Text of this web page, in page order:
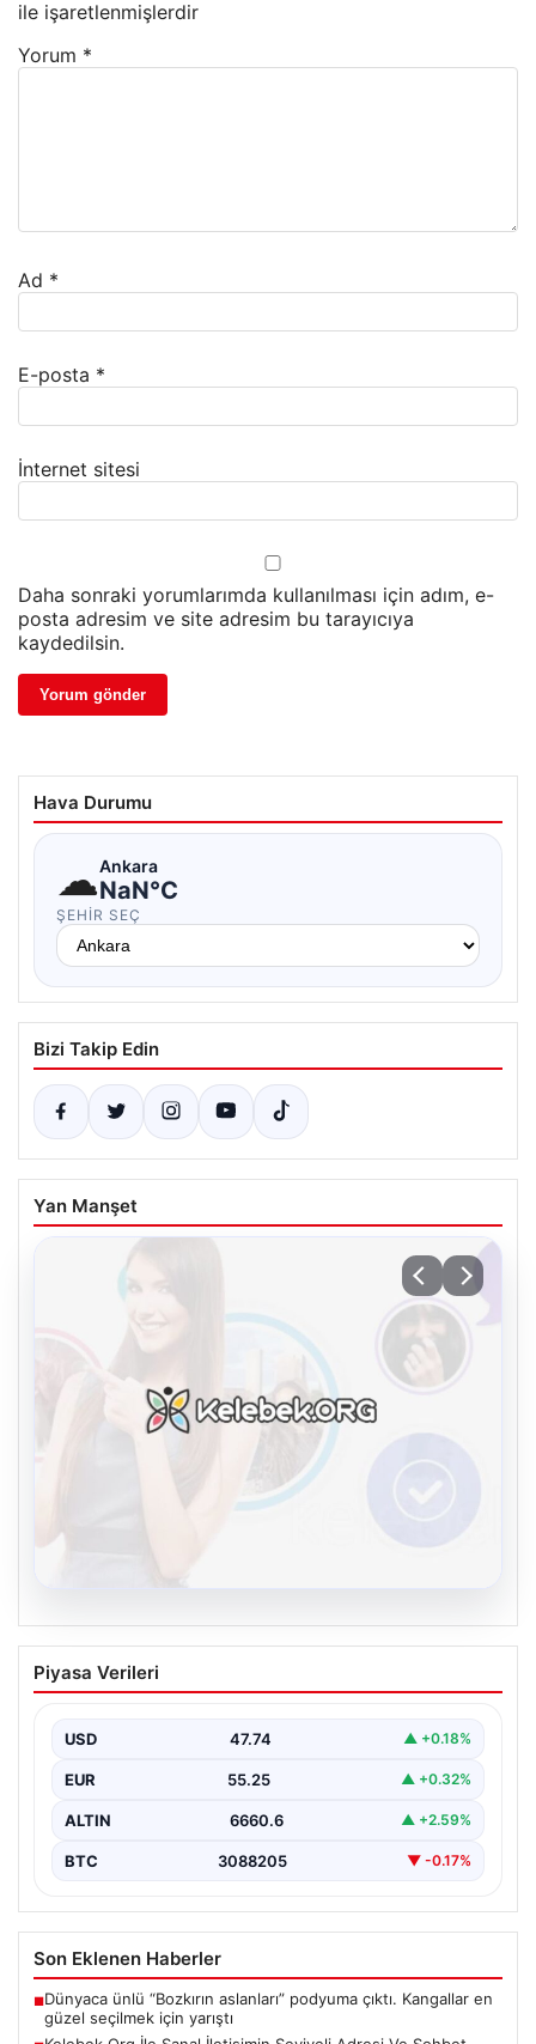
ile işaretlenmişlerdir
Yorum *
Ad *
E-posta *
İnternet sitesi
Daha sonraki yorumlarımda kullanılması için adım, e-
posta adresim ve site adresim bu tarayıcıya
kaydedilsin.
Hava Durumu
☁Ankara
NaN°C
ŞEHIR SEÇ
Bizi Takip Edin
Yan Manşet
Kelebek.Org İle Sanal İletişimin Seviyeli
Adresi Ve Sohbet Deneyimi
sağlaması ciddi bir önem taşımaktadır. Günümüzde
çeşitli…
Piyasa Verileri
USD 47.74 ▲ +0.18%
EUR 55.25 ▲ +0.32%
ALTIN 6660.6 ▲ +2.59%
BTC 3088205 ▼ -0.17%
Son Eklenen Haberler
■Dünyaca ünlü “Bozkırın aslanları” podyuma çıktı. Kangallar en
güzel seçilmek için yarıştı